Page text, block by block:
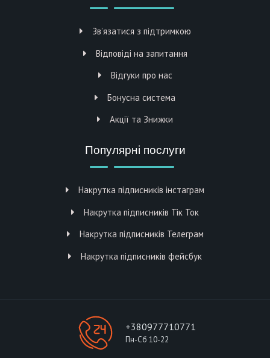
Зв’язатися з підтримкою
Відповіді на запитання
Відгуки про нас
Бонусна система
Акції та Знижки
Популярні послуги
Накрутка підписників інстаграм
Накрутка підписників Тік Ток
Накрутка підписників Телеграм
Накрутка підписників фейсбук
+380977710771
Пн-Сб 10-22